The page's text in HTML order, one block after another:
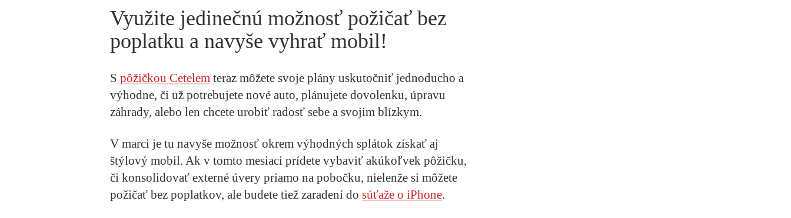
Využite jedinečnú možnosť požičať bez
poplatku a navyše vyhrať mobil!
S pôžičkou Cetelem teraz môžete svoje plány uskutočniť jednoducho a
výhodne, či už potrebujete nové auto, plánujete dovolenku, úpravu
záhrady, alebo len chcete urobiť radosť sebe a svojim blízkym.
V marci je tu navyše možnosť okrem výhodných splátok získať aj
štýlový mobil. Ak v tomto mesiaci prídete vybaviť akúkoľvek pôžičku,
či konsolidovať externé úvery priamo na pobočku, nielenže si môžete
požičať bez poplatkov, ale budete tiež zaradení do súťaže o iPhone.